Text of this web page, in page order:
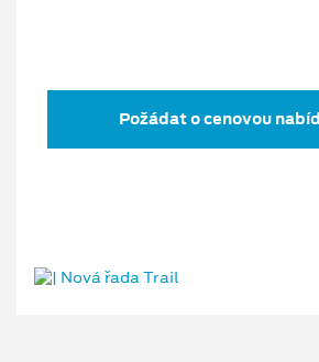
Požádat o cenovou